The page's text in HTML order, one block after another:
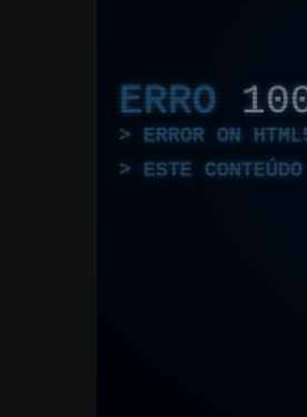
ERRO
ERROR ON
ESTE